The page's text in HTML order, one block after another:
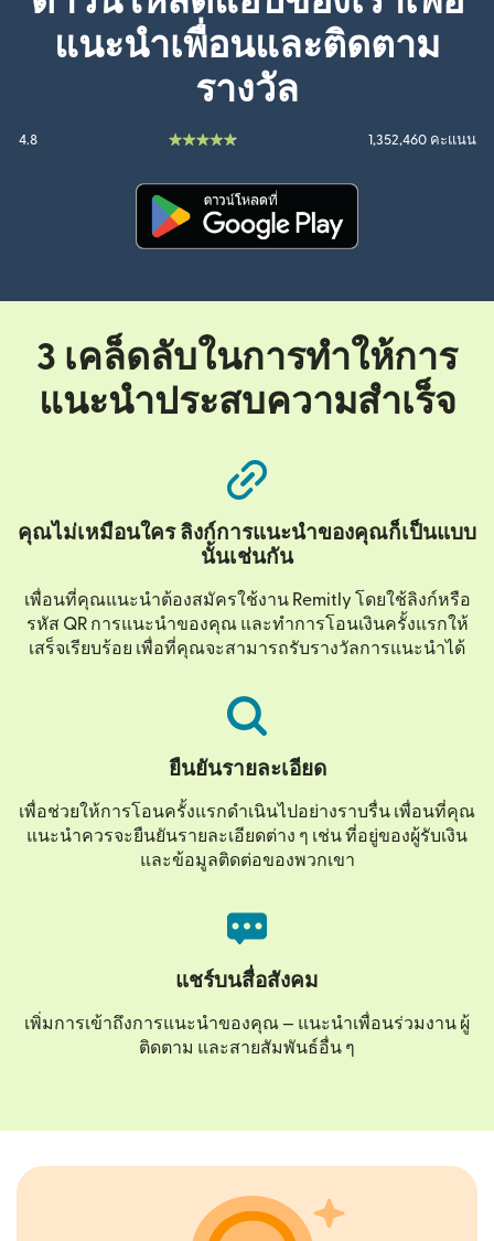
แนะนำเพื่อนและติดตาม
รางวัล
4.8 1,352,460 คะแนน
3 เคล็ดลับในการทำให้การ
แนะนำประสบความสำเร็จ
คุณไม่เหมือนใคร ลิงก์การแนะนำของคุณก็เป็นแบบ
นั้นเช่นกัน
เพื่อนที่คุณแนะนำต้องสมัครใช้งาน Remitly โดยใช้ลิงก์หรือ
รหัส QR การแนะนำของคุณ และทำการโอนเงินครั้งแรกให้
เสร็จเรียบร้อย เพื่อที่คุณจะสามารถรับรางวัลการแนะนำได้
ยืนยันรายละเอียด
เพื่อช่วยให้การโอนครั้งแรกดำเนินไปอย่างราบรื่น เพื่อนที่คุณ
แนะนำควรจะยืนยันรายละเอียดต่าง ๆ เช่น ที่อยู่ของผู้รับเงิน
และข้อมูลติดต่อของพวกเขา
แชร์บนสื่อสังคม
เพิ่มการเข้าถึงการแนะนำของคุณ — แนะนำเพื่อนร่วมงาน ผู้
ติดตาม และสายสัมพันธ์อื่น ๆ